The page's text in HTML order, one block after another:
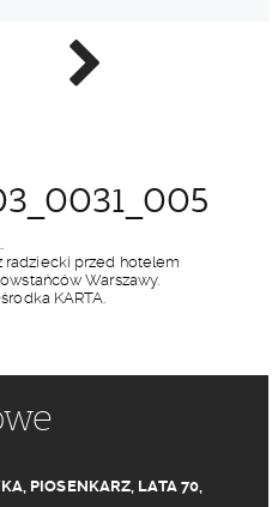
Następne
zdjęcie
radziecki przed hotelem
Warszawy.
KARTA.
, PIOSENKARZ, LATA 70,